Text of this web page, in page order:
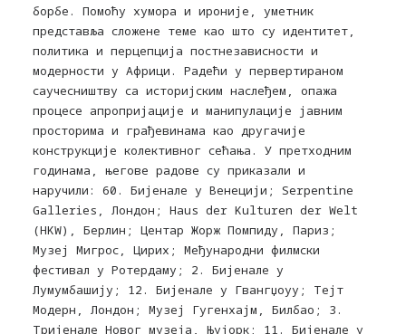
борбе. Помоћу хумора и ироније, уметник
представља сложене теме као што су идентитет,
политика и перцепција постнезависности и
модерности у Африци. Радећи у первертираном
саучесништву са историјским наслеђем, опажа
процесе апропријације и манипулације јавним
просторима и грађевинама као другачије
конструкције колективног сећања. У претходним
годинама, његове радове су приказали и
наручили: 60. Бијенале у Венецији; Serpentine
Galleries, Лондон; Haus der Kulturen der Welt
(HKW), Берлин; Центар Жорж Помпиду, Париз;
Музеј Мигрос, Цирих; Међународни филмски
фестивал у Ротердаму; 2. Бијенале у
Лумумбашију; 12. Бијенале у Гвангџоуу; Тејт
Модерн, Лондон; Музеј Гугенхајм, Билбао; 3.
Тријенале Новог музеја, Њујорк; 11. Бијенале у